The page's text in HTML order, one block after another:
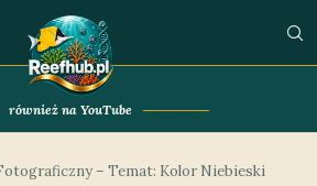
również na YouTube
– Temat: Kolor Niebieski